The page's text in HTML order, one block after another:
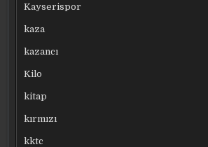
Kayserispor
kaza
kazancı
Kilo
kitap
kırmızı
kktc